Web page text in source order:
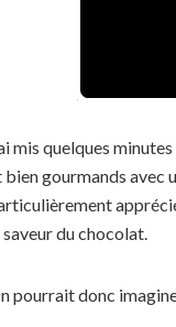
mis quelques
bien gourmands avec
saveur du chocolat.
pourrait donc